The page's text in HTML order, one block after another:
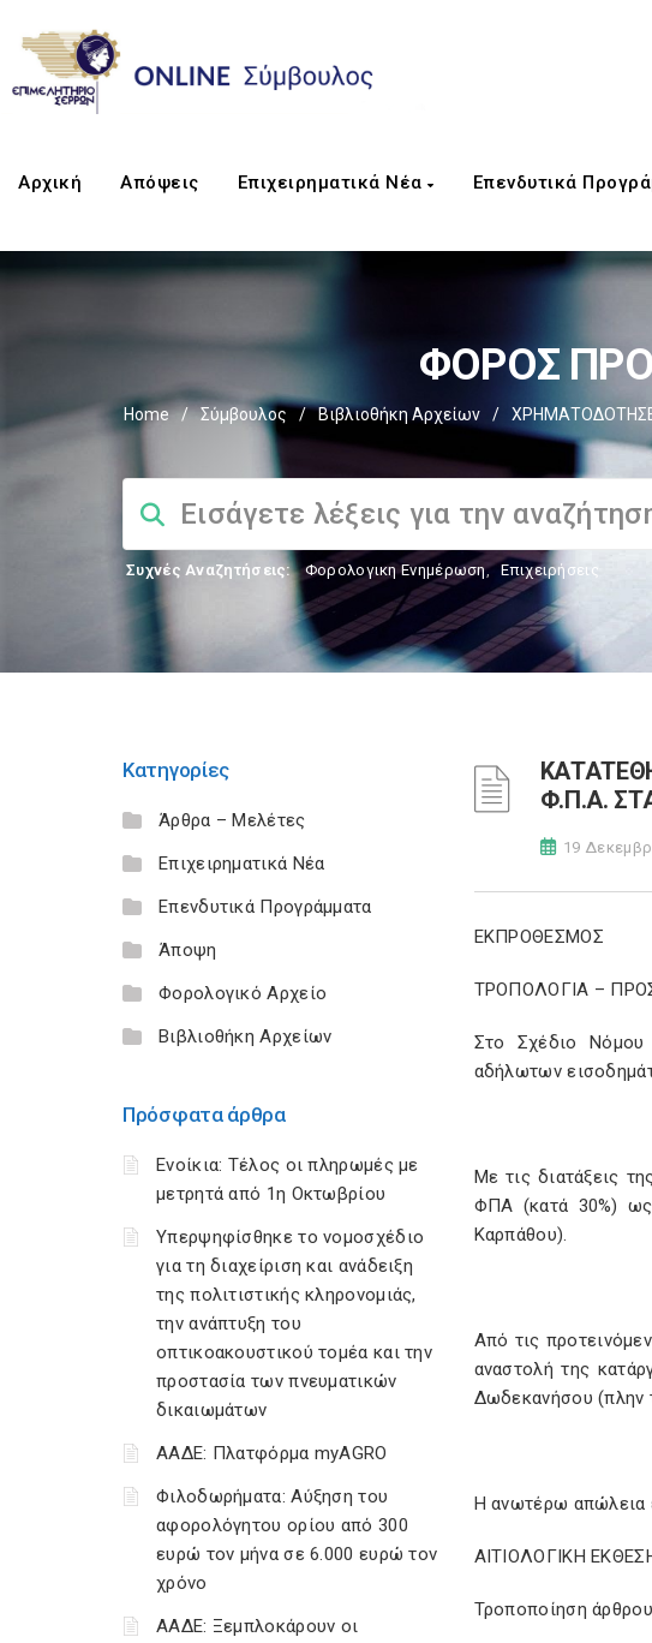
Αρχική Απόψεις Επιχειρηματικά Νέα Επενδυτικά
ΦΟΡΟΣ
Home / Σύμβουλος / Βιβλιοθήκη Αρχείων /
Συχνές Αναζητήσεις: Φορολογικη Ενημέρωση, Επιχειρήσεις
Κατηγορίες
Άρθρα – Μελέτες
Επιχειρηματικά Νέα
Επενδυτικά Προγράμματα
Άποψη
Φορολογικό Αρχείο
Βιβλιοθήκη Αρχείων
Πρόσφατα άρθρα
Ενοίκια: Τέλος οι πληρωμές με
μετρητά από 1η Οκτωβρίου
Υπερψηφίσθηκε το νομοσχέδιο
για τη διαχείριση και ανάδειξη
της πολιτιστικής κληρονομιάς,
την ανάπτυξη του
οπτικοακουστικού τομέα και την
προστασία των πνευματικών
δικαιωμάτων
ΑΑΔΕ: Πλατφόρμα myAGRO
Φιλοδωρήματα: Αύξηση του
αφορολόγητου ορίου από 300
ευρώ τον μήνα σε 6.000 ευρώ τον
χρόνο
ΑΑΔΕ: Ξεμπλοκάρουν οι
Φ.Π.Α.
19
ΕΚΠΡΟΘΕΣΜΟΣ
ΤΡΟΠΟΛΟΓΙΑ –
Στο Σχέδιο Νόμου
αδήλωτων
Με τις διατάξεις
ΦΠΑ (κατά 30%)
Καρπάθου).
Από τις
αναστολή της
Δωδεκανήσου (πλην
Η ανωτέρω απώλεια
ΑΙΤΙΟΛΟΓΙΚΗ
Τροποποίηση